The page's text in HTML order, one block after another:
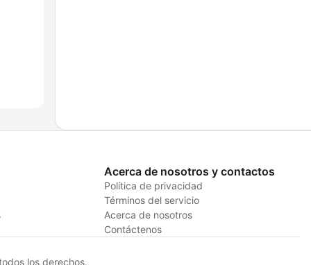
Acerca de nosotros y contactos
Política de privacidad
Términos del servicio
Acerca de nosotros
Contáctenos
los derechos.